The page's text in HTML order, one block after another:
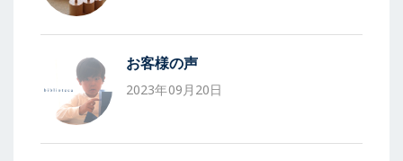
お客様の声
2023年09月20日